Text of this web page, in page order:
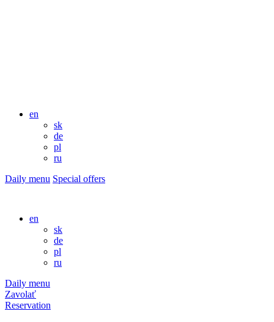
en
sk
de
pl
ru
Daily menu Special offers
en
sk
de
pl
ru
Daily menu
Zavolať
Reservation